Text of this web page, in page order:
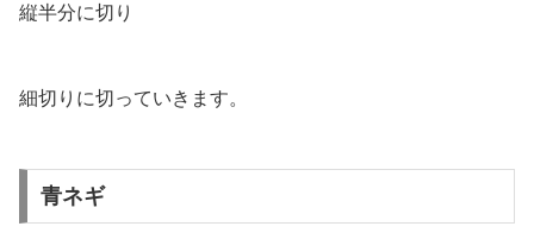
縦半分に切り
細切りに切っていきます。
青ネギ